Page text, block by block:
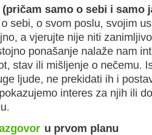
samo o sebi i samo
sebi, o svom poslu, svojim
a vjerujte nije niti
ponašanje nalaže nam
stav ili mišljenje o nečemu.
ljude, ne prekidati ih i
interes za njih ili
u prvom planu